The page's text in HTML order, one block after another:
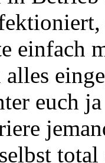
einfach
alles
euch